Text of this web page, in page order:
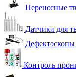
Комбинированные
Комплектующие к
Меры твердости
Микротвердомеры
Нанотвердомеры
Портативные